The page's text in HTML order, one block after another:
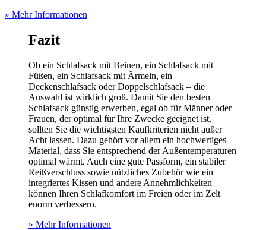
» Mehr Informationen
Fazit
Ob ein Schlafsack mit Beinen, ein Schlafsack mit
Füßen, ein Schlafsack mit Ärmeln, ein
Deckenschlafsack oder Doppelschlafsack – die
Auswahl ist wirklich groß. Damit Sie den besten
Schlafsack günstig erwerben, egal ob für Männer oder
Frauen, der optimal für Ihre Zwecke geeignet ist,
sollten Sie die wichtigsten Kaufkriterien nicht außer
Acht lassen. Dazu gehört vor allem ein hochwertiges
Material, dass Sie entsprechend der Außentemperaturen
optimal wärmt. Auch eine gute Passform, ein stabiler
Reißverschluss sowie nützliches Zubehör wie ein
integriertes Kissen und andere Annehmlichkeiten
können Ihren Schlafkomfort im Freien oder im Zelt
enorm verbessern.
» Mehr Informationen